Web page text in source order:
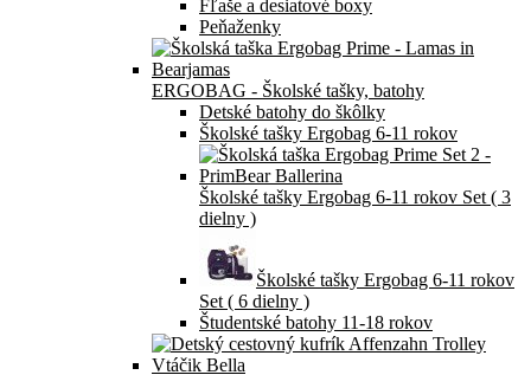
Fľaše a desiatové boxy
Peňaženky
ERGOBAG - Školské tašky, batohy
Detské batohy do škôlky
Školské tašky Ergobag 6-11 rokov
Školské tašky Ergobag 6-11 rokov Set ( 3
dielny )
Školské tašky Ergobag 6-11 rokov
Set ( 6 dielny )
Študentské batohy 11-18 rokov